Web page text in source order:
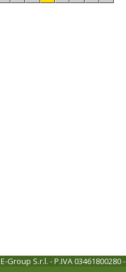
E-Group S.r.l. - P.IVA 03461800280-